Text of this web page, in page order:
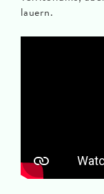
lauern.